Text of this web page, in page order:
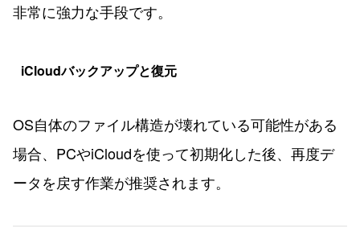
非常に強力な手段です。
iCloudバックアップと復元
OS自体のファイル構造が壊れている可能性がある
場合、PCやiCloudを使って初期化した後、再度デ
ータを戻す作業が推奨されます。